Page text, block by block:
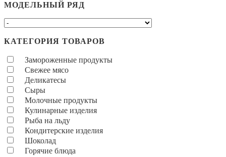
МОДЕЛЬНЫЙ РЯД
КАТЕГОРИЯ ТОВАРОВ
Замороженные продукты
Свежее мясо
Деликатесы
Сыры
Молочные продукты
Кулинарные изделия
Рыба на льду
Кондитерские изделия
Шоколад
Горячие блюда